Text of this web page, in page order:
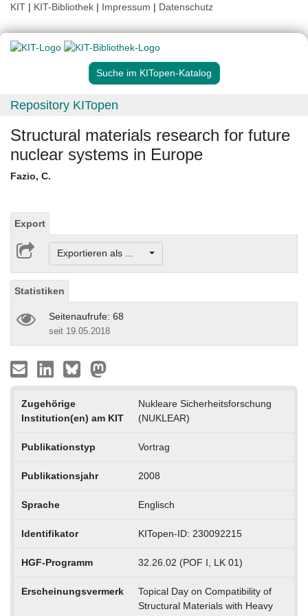
KIT | KIT-Bibliothek | Impressum | Datenschutz
Suche im KITopen-Katalog
Repository KITopen
Structural materials research for future
nuclear systems in Europe
Fazio, C.
Export
Exportieren als ...
Statistiken
Seitenaufrufe: 68
seit 19.05.2018
Zugehörige
Institution(en) am KIT
Nukleare Sicherheitsforschung
(NUKLEAR)
Publikationstyp Vortrag
Publikationsjahr 2008
Sprache Englisch
Identifikator KITopen-ID: 230092215
HGF-Programm 32.26.02 (POF I, LK 01)
Erscheinungsvermerk
Topical Day on Compatibility of
Structural Materials with Heavy